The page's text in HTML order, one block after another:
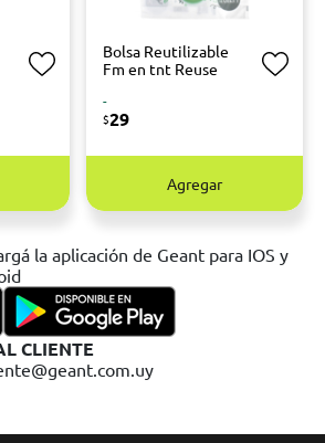
Bolsa Reutilizable
Fm en tnt Reuse
-
$29
Agregar
la aplicación de Geant para IOS y
CLIENTE